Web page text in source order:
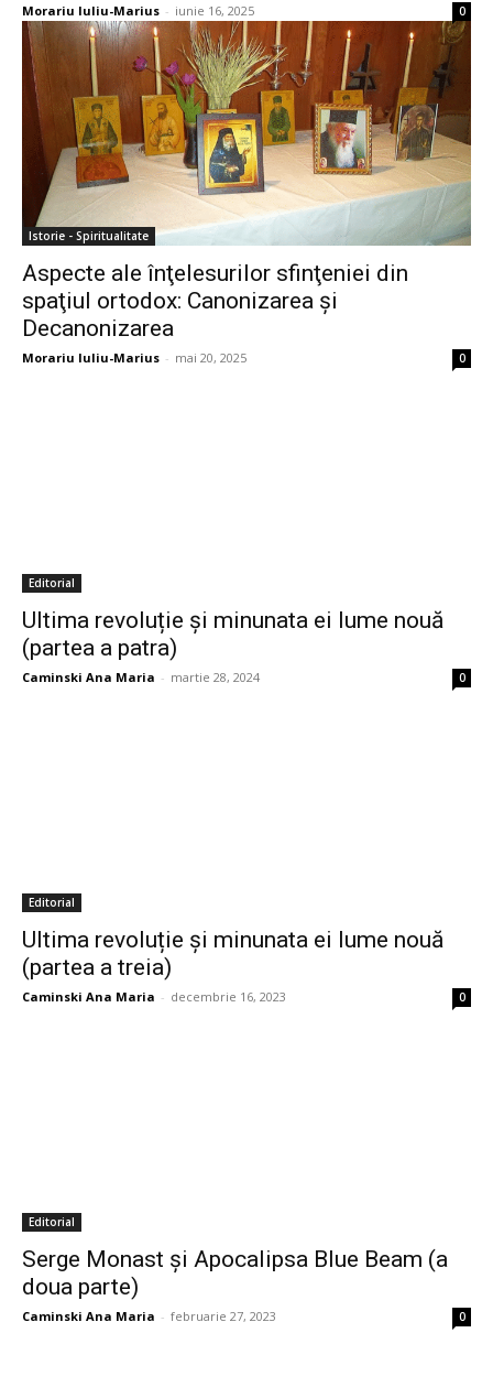
Morariu Iuliu-Marius - iunie 16, 2025 0
Istorie - Spiritualitate
Aspecte ale înţelesurilor sfinţeniei din
spaţiul ortodox: Canonizarea şi
Decanonizarea
Morariu Iuliu-Marius - mai 20, 2025 0
Editorial
Ultima revoluție și minunata ei lume nouă
(partea a patra)
Caminski Ana Maria - martie 28, 2024 0
Editorial
Ultima revoluție și minunata ei lume nouă
(partea a treia)
Caminski Ana Maria - decembrie 16, 2023 0
Editorial
Serge Monast și Apocalipsa Blue Beam (a
doua parte)
Caminski Ana Maria - februarie 27, 2023 0